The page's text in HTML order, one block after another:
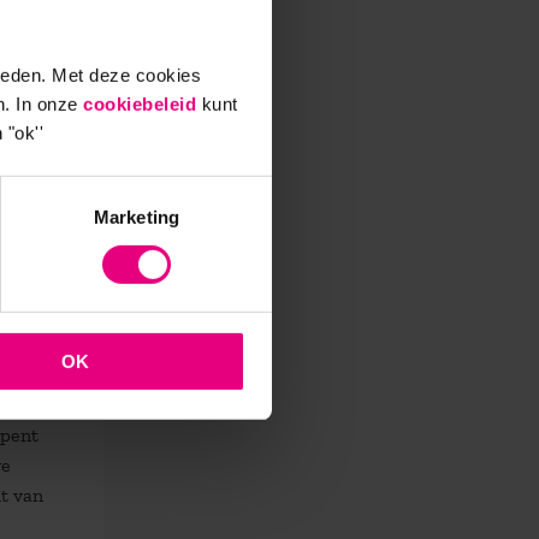
Met deze cookies
In onze cookiebeleid kunt
"ok''
Marketing
OK
kan
van